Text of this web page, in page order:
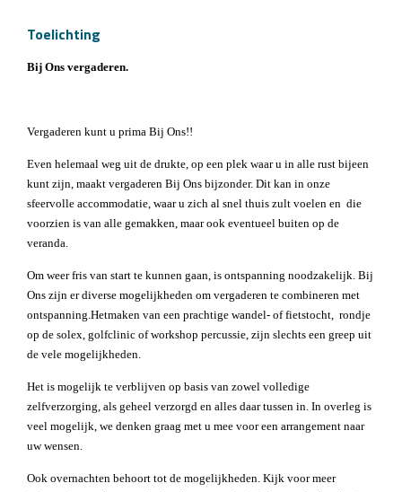
Toelichting
Bij Ons vergaderen.
Vergaderen kunt u prima Bij Ons!!
Even helemaal weg uit de drukte, op een plek waar u in alle rust bijeen
kunt zijn, maakt vergaderen Bij Ons bijzonder. Dit kan in onze
sfeervolle accommodatie, waar u zich al snel thuis zult voelen en die
voorzien is van alle gemakken, maar ook eventueel buiten op de
veranda.
Om weer fris van start te kunnen gaan, is ontspanning noodzakelijk. Bij
Ons zijn er diverse mogelijkheden om vergaderen te combineren met
ontspanning.Hetmaken van een prachtige wandel- of fietstocht, rondje
op de solex, golfclinic of workshop percussie, zijn slechts een greep uit
de vele mogelijkheden.
Het is mogelijk te verblijven op basis van zowel volledige
zelfverzorging, als geheel verzorgd en alles daar tussen in. In overleg is
veel mogelijk, we denken graag met u mee voor een arrangement naar
uw wensen.
Ook overnachten behoort tot de mogelijkheden. Kijk voor meer